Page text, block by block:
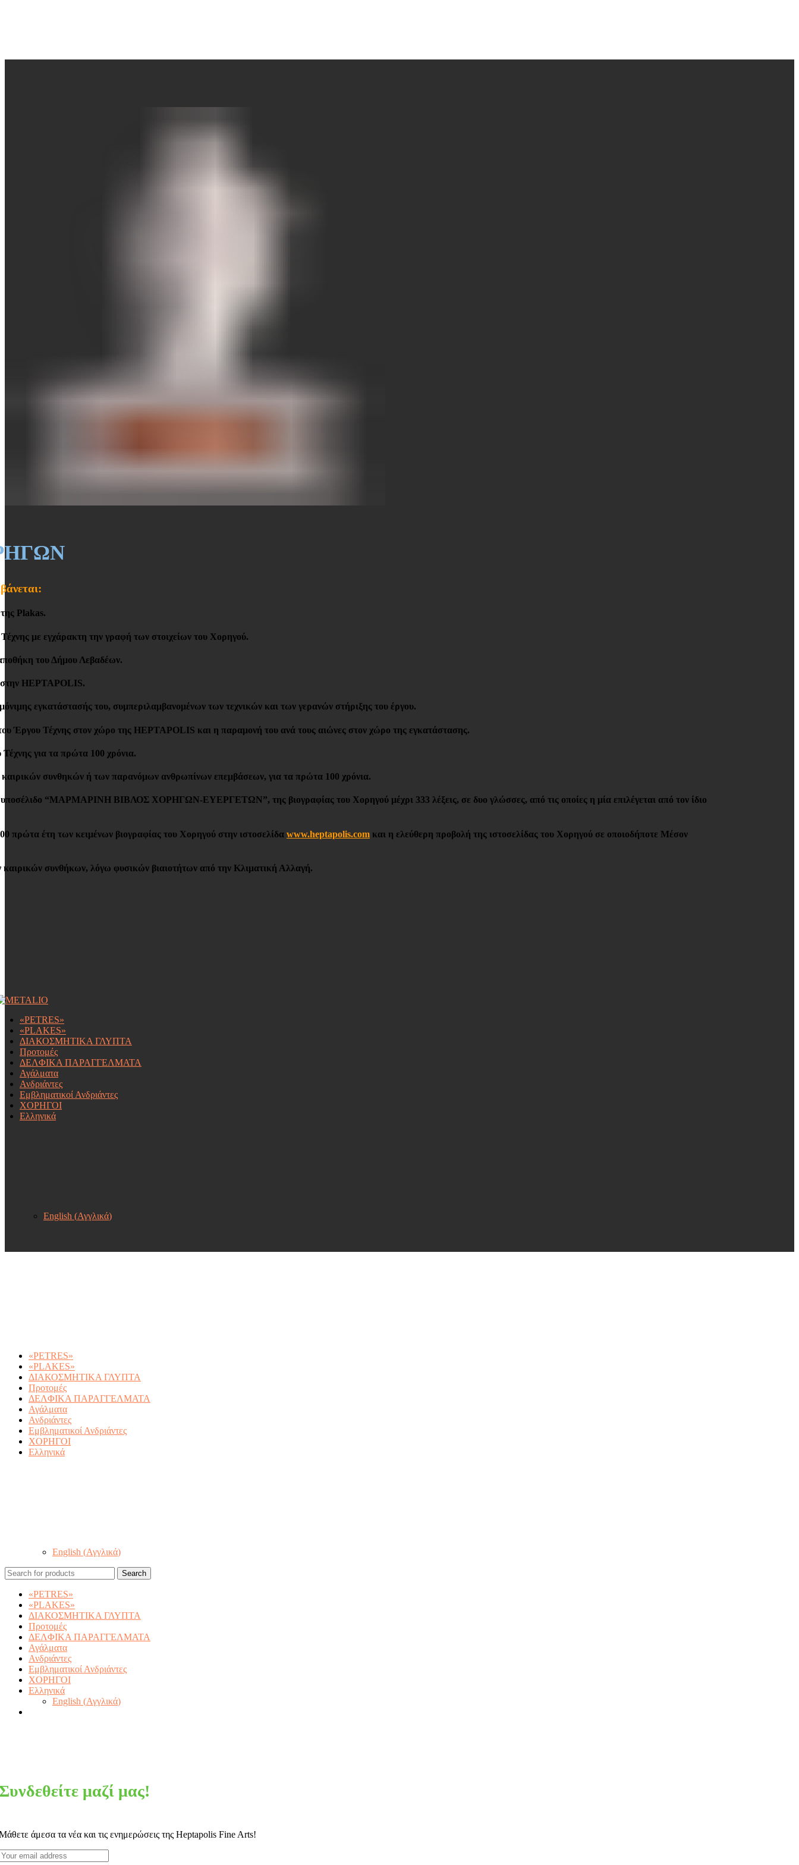
Plakas.
με εγχάρακτη την γραφή των στοιχείων του Χορηγού.
του Δήμου Λεβαδέων.
HEPTAPOLIS.
εγκατάστασής του, συμπεριλαμβανομένων των τεχνικών και των γερανών στήριξης του έργου.
Έργου Τέχνης στον χώρο της HEPTAPOLIS και η παραμονή του ανά τους αιώνες στον χώρο της εγκατάστασης.
για τα πρώτα 100 χρόνια.
συνθηκών ή των παρανόμων ανθρωπίνων επεμβάσεων, για τα πρώτα 100 χρόνια.
“ΜΑΡΜΑΡΙΝΗ ΒΙΒΛΟΣ ΧΟΡΗΓΩΝ-ΕΥΕΡΓΕΤΩΝ”, της βιογραφίας του Χορηγού μέχρι 333 λέξεις, σε δυο γλώσσες, από τις οποίες η μία επιλέγεται από τον ίδιο
πρώτα έτη των κειμένων βιογραφίας του Χορηγού στην ιστοσελίδα www.heptapolis.com και η ελεύθερη προβολή της ιστοσελίδας του Χορηγού σε οποιοδήποτε Μέσον
συνθήκων, λόγω φυσικών βιαιοτήτων από την Κλιματική Αλλαγή.
«PETRES»
«PLAKES»
ΔΙΑΚΟΣΜΗΤΙΚΑ ΓΛΥΠΤΑ
Προτομές
ΔΕΛΦΙΚΑ ΠΑΡΑΓΓΕΛΜΑΤΑ
Αγάλματα
Ανδριάντες
Εμβληματικοί Ανδριάντες
ΧΟΡΗΓΟΙ
Ελληνικά
English (Αγγλικά)
«PETRES»
«PLAKES»
ΔΙΑΚΟΣΜΗΤΙΚΑ ΓΛΥΠΤΑ
Προτομές
ΔΕΛΦΙΚΑ ΠΑΡΑΓΓΕΛΜΑΤΑ
Αγάλματα
Ανδριάντες
Εμβληματικοί Ανδριάντες
ΧΟΡΗΓΟΙ
Ελληνικά
English (Αγγλικά)
Search
«PETRES»
«PLAKES»
ΔΙΑΚΟΣΜΗΤΙΚΑ ΓΛΥΠΤΑ
Προτομές
ΔΕΛΦΙΚΑ ΠΑΡΑΓΓΕΛΜΑΤΑ
Αγάλματα
Ανδριάντες
Εμβληματικοί Ανδριάντες
ΧΟΡΗΓΟΙ
Ελληνικά
English (Αγγλικά)
μαζί μας!
άμεσα τα νέα και τις ενημερώσεις της Heptapolis Fine Arts!